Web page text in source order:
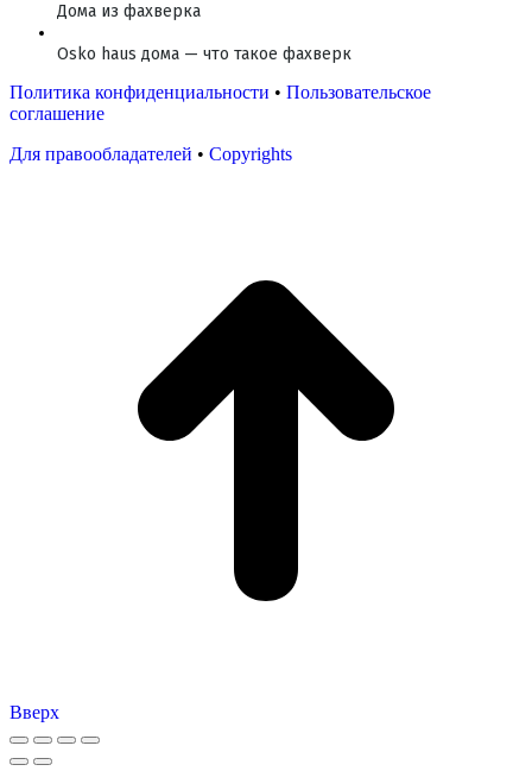
Дома из фахверка
Osko haus дома — что такое фахверк
Политика конфиденциальности • Пользовательское
соглашение
Для правообладателей • Copyrights
Вверх